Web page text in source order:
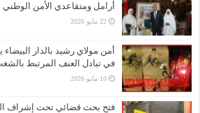
أرامل ومتقاعدي الأمن
22 مايو 2026
في تبادل العنف المرتبط
10 مايو 2026
فتح بحث قضائي تحت إشراف